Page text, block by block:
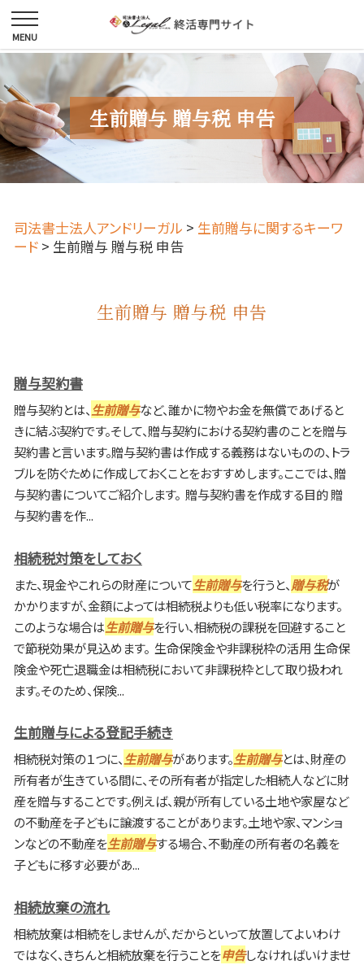
生前贈与 贈与税 申告
司法書士法人アンドリーガル > 生前贈与に関するキーワ
ード > 生前贈与 贈与税 申告
生前贈与 贈与税 申告
贈与契約書
贈与契約とは、生前贈与など、誰かに物やお金を無償であげると
きに結ぶ契約です。そして、贈与契約における契約書のことを贈与
契約書と言います。贈与契約書は作成する義務はないものの、トラ
ブルを防ぐために作成しておくことをおすすめします。ここでは、贈
与契約書についてご紹介します。 贈与契約書を作成する目的 贈
与契約書を作...
相続税対策をしておく
また、現金やこれらの財産について生前贈与を行うと、贈与税が
かかりますが、金額によっては相続税よりも低い税率になります。
このような場合は生前贈与を行い、相続税の課税を回避すること
で節税効果が見込めます。 生命保険金や非課税枠の活用 生命保
険金や死亡退職金は相続税において非課税枠として取り扱われ
ます。そのため、保険...
生前贈与による登記手続き
相続税対策の１つに、生前贈与があります。生前贈与とは、財産の
所有者が生きている間に、その所有者が指定した相続人などに財
産を贈与することです。例えば、親が所有している土地や家屋など
の不動産を子どもに譲渡することがあります。土地や家、マンショ
ンなどの不動産を生前贈与する場合、不動産の所有者の名義を
子どもに移す必要があ...
相続放棄の流れ
相続放棄は相続をしませんが、だからといって放置してよいわけ
ではなく、きちんと相続放棄を行うことを申告しなければいけませ